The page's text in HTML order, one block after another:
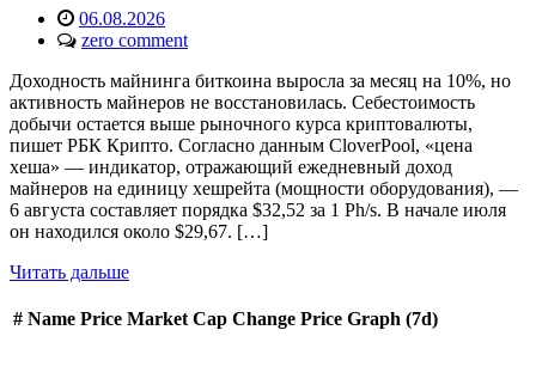
06.08.2026
zero comment
Доходность майнинга биткоина выросла за месяц на 10%, но
активность майнеров не восстановилась. Себестоимость
добычи остается выше рыночного курса криптовалюты,
пишет РБК Крипто. Согласно данным CloverPool, «цена
хеша» — индикатор, отражающий ежедневный доход
майнеров на единицу хешрейта (мощности оборудования), —
6 августа составляет порядка $32,52 за 1 Ph/s. В начале июля
он находился около $29,67. […]
Читать дальше
# Name Price Market Cap Change Price Graph (7d)